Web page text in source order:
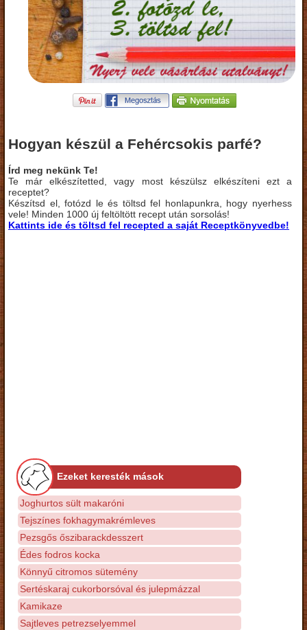
Hogyan készül a Fehércsokis parfé?
Írd meg nekünk Te!
Te már elkészítetted, vagy most készülsz elkészíteni ezt a
receptet?
Készítsd el, fotózd le és töltsd fel honlapunkra, hogy nyerhess
vele! Minden 1000 új feltöltött recept után sorsolás!
Kattints ide és töltsd fel recepted a saját Receptkönyvedbe!
Ezeket keresték mások
Joghurtos sült makaróni
Tejszínes fokhagymakrémleves
Pezsgős őszibarackdesszert
Édes fodros kocka
Könnyű citromos sütemény
Sertéskaraj cukorborsóval és julepmázzal
Kamikaze
Sajtleves petrezselyemmel